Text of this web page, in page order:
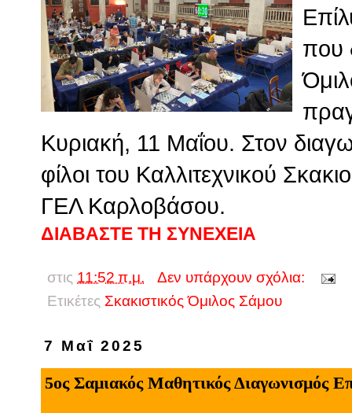
που
Κυριακή, 11 Μαΐου. Στον
φίλοι του Καλλιτεχνικού
ΓΕΛ Καρλοβάσου.
ΔΙΑΒΑΣΤΕ ΤΗ ΣΥΝΕΧΕΙΑ
στις 11:52 π.μ.
Δεν υπάρχουν σχόλια:
Ετικέτες Σκακιστικός Όμιλος Σάμου
7 Μαΐ 2025
5ος Σαμιακός Μαθητικός Διαγωνισμός